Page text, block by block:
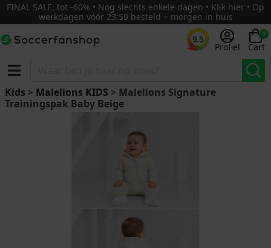
FINAL SALE: tot -60% • Nog slechts enkele dagen • Klik hier • Op
werkdagen vóór 23:59 besteld = morgen in huis
9.5
Profiel
0
Cart
Kids > Malelions KIDS > Malelions Signature
Trainingspak Baby Beige